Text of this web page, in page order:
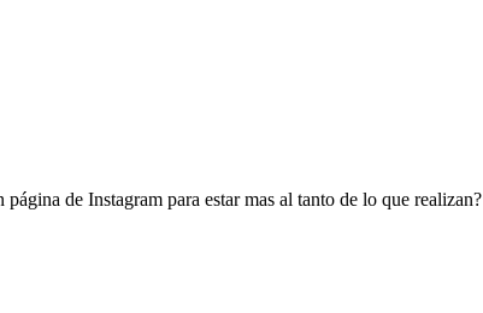
de Instagram para estar mas al tanto de lo que realizan?